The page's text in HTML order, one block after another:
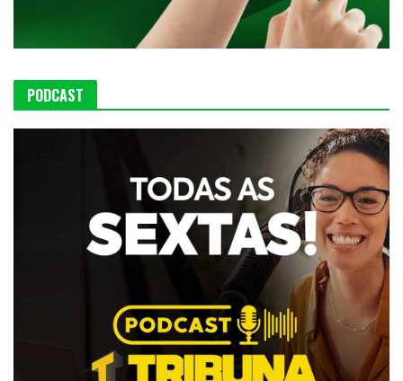
PODCAST